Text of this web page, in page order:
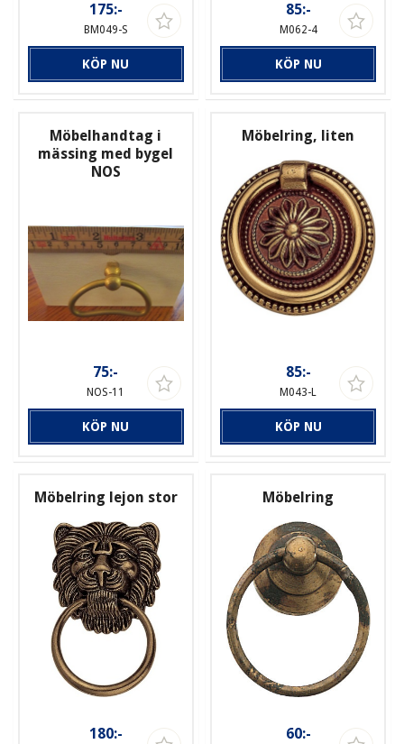
175:-
BM049-S
KÖP NU
85:-
M062-4
KÖP NU
Möbelhandtag i
mässing med bygel
NOS
75:-
NOS-11
KÖP NU
Möbelring, liten
85:-
M043-L
KÖP NU
Möbelring lejon stor
180:-
Möbelring
60:-